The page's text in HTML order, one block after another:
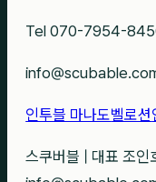
Tel 070-7954-
인투블 마나도벨로션
스쿠버블 대표 조인